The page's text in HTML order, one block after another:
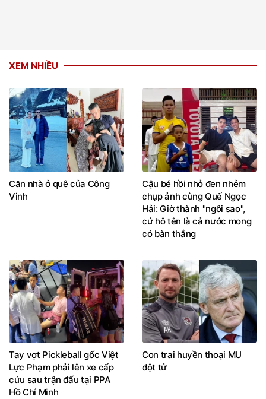
XEM NHIỀU
Căn nhà ở quê của Công
Vinh
Cậu bé hồi nhỏ đen nhẻm
chụp ảnh cùng Quế Ngọc
Hải: Giờ thành "ngôi sao",
cứ hô tên là cả nước mong
có bàn thắng
Tay vợt Pickleball gốc Việt
Lực Phạm phải lên xe cấp
cứu sau trận đấu tại PPA
Hồ Chí Minh
Con trai huyền thoại MU
đột tử